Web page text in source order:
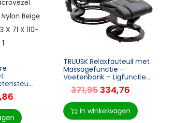
–
–
TRUUSK Relaxfauteuil met
Massagefunctie –
Voetenbank – Ligfunctie
– Imitatieleer – 79 x 82 x
101 cm
371,95 334,76
In winkelwagen